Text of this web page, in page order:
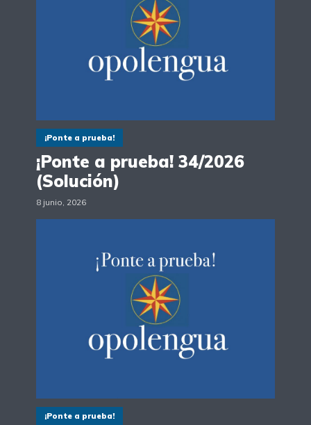
¡Ponte a prueba!
¡Ponte a prueba! 34/2026
(Solución)
8 junio, 2026
¡Ponte a prueba!